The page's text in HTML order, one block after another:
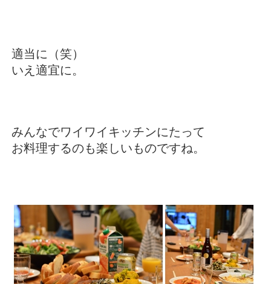
適当に（笑）
いえ適宜に。
みんなでワイワイキッチンにたって
お料理するのも楽しいものですね。